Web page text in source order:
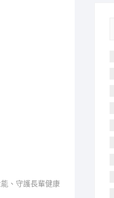
、守護長輩健康